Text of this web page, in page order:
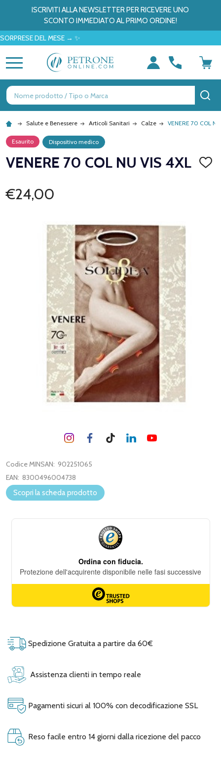
ISCRIVITI ALLA NEWSLETTER PER RICEVERE UNO
SCONTO IMMEDIATO AL PRIMO ORDINE!
DEL MESE → ✨
Ricerca
Salute e Benessere Articoli Sanitari Calze VENERE 70 COL
Esaurito Dispositivo medico
VENERE 70 COL NU VIS 4XL
€24,00
Codice MINSAN: 902251065
EAN: 8300496004738
Scopri la scheda prodotto
Spedizione Gratuita a partire da 60€
Assistenza clienti in tempo reale
Pagamenti sicuri al 100% con decodificazione SSL
Reso facile entro 14 giorni dalla ricezione del pacco